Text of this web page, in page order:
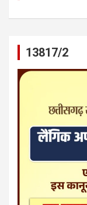
13817/2